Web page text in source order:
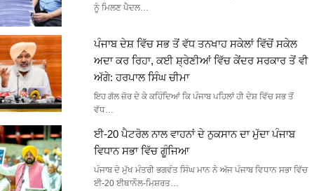
ਨੂੰ ਮਿਲਣ ਪੈਦਲ…
ਪੰਜਾਬ ਦੇਸ਼ ਵਿੱਚ ਸਭ ਤੋਂ ਵੱਧ ਤਨਖਾਹ ਸਕੇਲਾਂ ਵਿੱਚੋਂ ਸਕੇਲ
ਅਦਾ ਕਰ ਰਿਹਾ, ਕਈ ਸ਼੍ਰੇਣੀਆਂ ਵਿੱਚ ਕੇਂਦਰ ਸਰਕਾਰ ਤੋਂ ਵੀ
ਅੱਗੇ: ਹਰਪਾਲ ਸਿੰਘ ਚੀਮਾ
ਇਹ ਗੱਲ ਜ਼ੋਰ ਦੇ ਕੇ ਕਹਿੰਦਿਆਂ ਕਿ ਪੰਜਾਬ ਪਹਿਲਾਂ ਹੀ ਦੇਸ਼ ਵਿੱਚ ਸਭ ਤੋਂ
ਵੱਧ…
ਈ-20 ਪੈਟਰੋਲ ਨਾਲ ਵਾਹਨਾਂ ਦੇ ਨੁਕਸਾਨ ਦਾ ਮੁੱਦਾ ਪੰਜਾਬ
ਵਿਧਾਨ ਸਭਾ ਵਿੱਚ ਗੂੰਜਿਆ
ਪੰਜਾਬ ਦੇ ਮੁੱਖ ਮੰਤਰੀ ਭਗਵੰਤ ਸਿੰਘ ਮਾਨ ਨੇ ਅੱਜ ਪੰਜਾਬ ਵਿਧਾਨ ਸਭਾ ਵਿੱਚ
ਈ-20 ਈਥਾਨੌਲ-ਮਿਸ਼ਰਤ…